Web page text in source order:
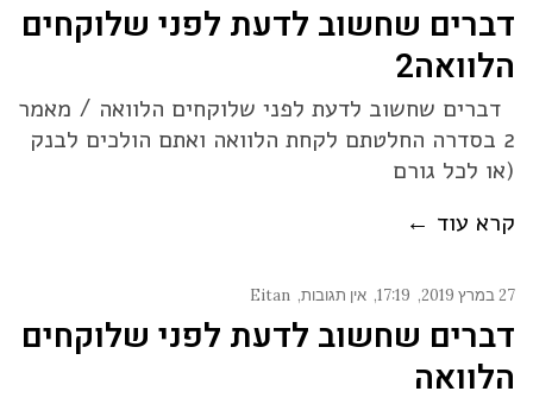
דברים שחשוב לדעת לפני שלוקחים
הלוואה2
דברים שחשוב לדעת לפני שלוקחים הלוואה / מאמר
2 בסדרה החלטתם לקחת הלוואה ואתם הולכים לבנק
(או לכל גורם
קרא עוד ←
27 במרץ 2019 17:19 אין תגובות Eitan
דברים שחשוב לדעת לפני שלוקחים
הלוואה